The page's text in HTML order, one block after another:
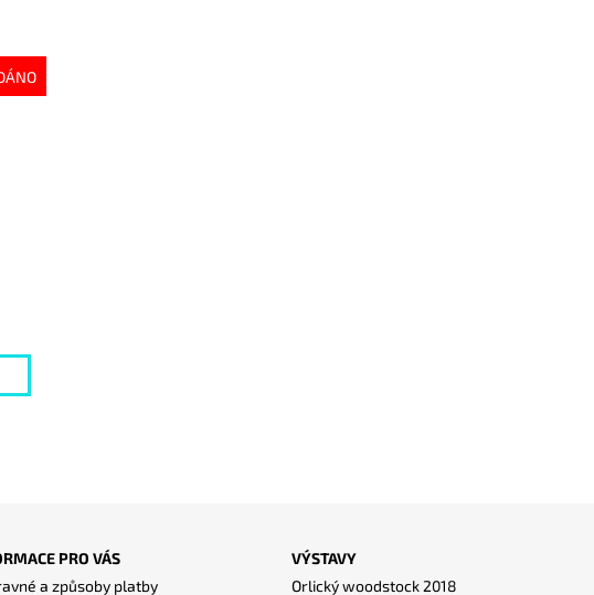
PRO VÁS
a způsoby platby
VÝSTAVY
Orlický woodstock 2018